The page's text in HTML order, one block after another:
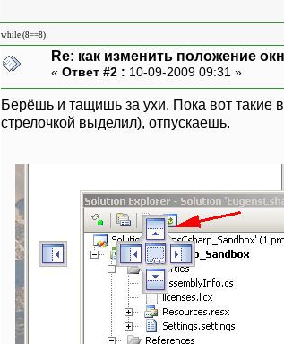
while (8==8)
Re: как изменить положение
« Ответ #2 : 10-09-2009 09:31 »
Берёшь и тащишь за ухи. Пока вот такие
стрелочкой выделил), отпускаешь.